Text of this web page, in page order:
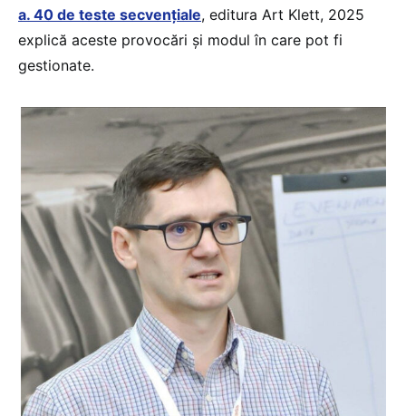
a. 40 de teste secvențiale, editura Art Klett, 2025
explică aceste provocări și modul în care pot fi
gestionate.